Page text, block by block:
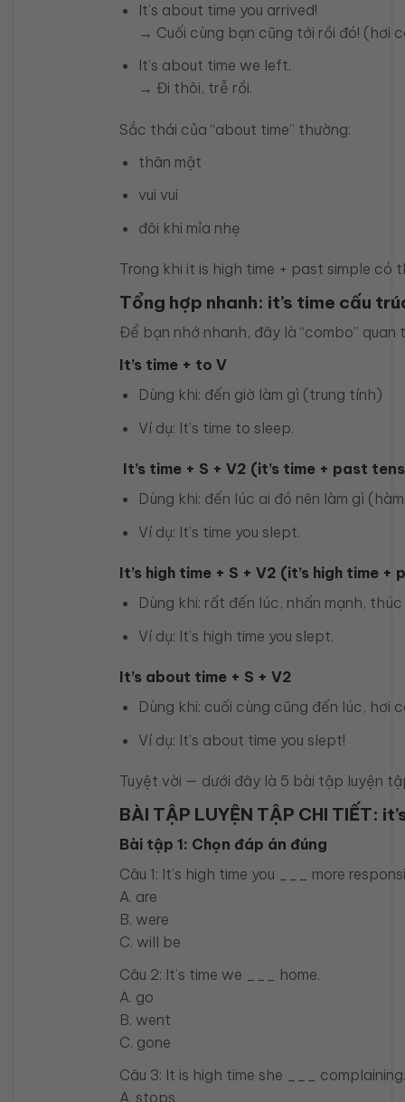
It’s about time you arrived!
→ Cuối cùng bạn cũng tới rồi đó! (hơi
It’s about time we left.
→ Đi thôi, trễ rồi.
Sắc thái của “about time” thường:
thân mật
vui vui
đôi khi mỉa nhẹ
Trong khi it is high time + past simple có
Tổng hợp nhanh: it’s time cấu
Để bạn nhớ nhanh, đây là “combo” quan
It’s time + to V
Dùng khi: đến giờ làm gì (trung tính)
Ví dụ: It’s time to sleep.
It’s time + S + V2 (it’s time + past
Dùng khi: đến lúc ai đó nên làm gì
Ví dụ: It’s time you slept.
It’s high time + S + V2 (it’s high time +
Dùng khi: rất đến lúc, nhấn mạnh,
Ví dụ: It’s high time you slept.
It’s about time + S + V2
Dùng khi: cuối cùng cũng đến lúc, hơi
Ví dụ: It’s about time you slept!
Tuyệt vời — dưới đây là 5 bài tập luyện
BÀI TẬP LUYỆN TẬP CHI TIẾT:
Bài tập 1: Chọn đáp án đúng
Câu 1: It’s high time you ___ more
A. are
B. were
C. will be
Câu 2: It’s time we ___ home.
A. go
B. went
C. gone
Câu 3: It is high time she ___ complaining.
A. stops